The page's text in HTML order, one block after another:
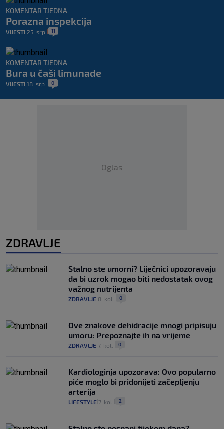
KOMENTAR TJEDNA
Porazna inspekcija
VIJESTI 25. srp. 11
KOMENTAR TJEDNA
Bura u čaši limunade
VIJESTI 18. srp. 0
Oglas
ZDRAVLJE
Stalno ste umorni? Liječnici upozoravaju
da bi uzrok mogao biti nedostatak ovog
važnog nutrijenta
ZDRAVLJE 8. kol. 0
Ove znakove dehidracije mnogi pripisuju
umoru: Prepoznajte ih na vrijeme
ZDRAVLJE 7. kol. 0
Kardiologinja upozorava: Ovo popularno
piće moglo bi pridonijeti začepljenju
arterija
LIFESTYLE 7. kol. 2